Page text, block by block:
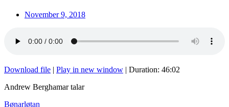
November 9, 2018
Download file | Play in new window | Duration: 46:02
Andrew Berghamar talar
Bønarløtan